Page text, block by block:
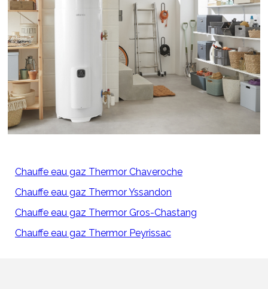
Chauffe eau gaz Thermor Chaveroche
Chauffe eau gaz Thermor Yssandon
Chauffe eau gaz Thermor Gros-Chastang
Chauffe eau gaz Thermor Peyrissac